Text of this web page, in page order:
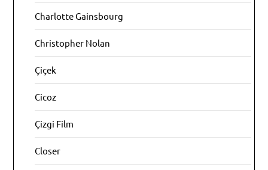
Charlotte Gainsbourg
Christopher Nolan
Çiçek
Cicoz
Çizgi Film
Closer